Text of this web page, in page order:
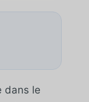
dans le